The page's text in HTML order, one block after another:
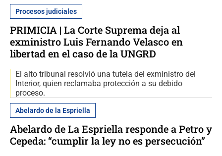
Procesos judiciales
PRIMICIA | La Corte Suprema deja al
exministro Luis Fernando Velasco en
libertad en el caso de la UNGRD
El alto tribunal resolvió una tutela del exministro del
Interior, quien reclamaba protección a su debido
proceso.
Abelardo de la Espriella
Abelardo de La Espriella responde a Petro y
Cepeda: “cumplir la ley no es persecución”